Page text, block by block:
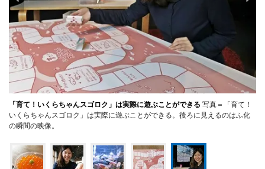
「育て！いくらちゃんスゴロク」は実際に遊ぶことができる 写真＝「育て！
いくらちゃんスゴロク」は実際に遊ぶことができる。後ろに見えるのはふ化
の瞬間の映像。